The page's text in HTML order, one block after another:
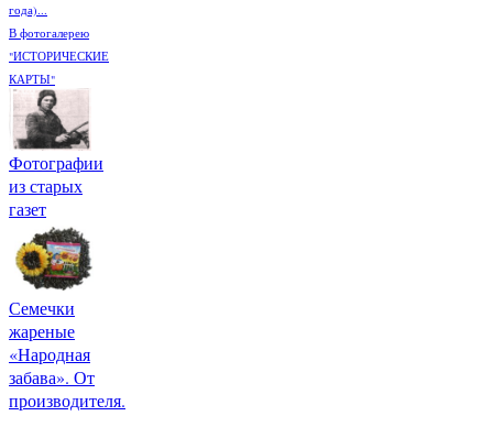
года)...
В фотогалерею
"ИСТОРИЧЕСКИЕ
КАРТЫ"
Фотографии
из старых
газет
Семечки
жареные
«Народная
забава». От
производителя.